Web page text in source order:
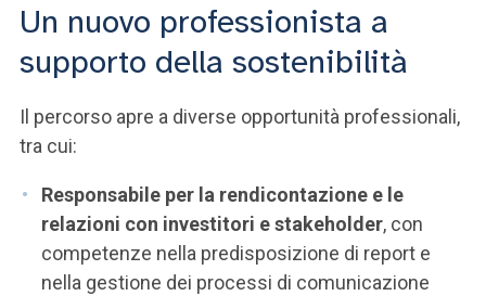
Un nuovo professionista a
supporto della sostenibilità
Il percorso apre a diverse opportunità professionali,
tra cui:
Responsabile per la rendicontazione e le
relazioni con investitori e stakeholder, con
competenze nella predisposizione di report e
nella gestione dei processi di comunicazione